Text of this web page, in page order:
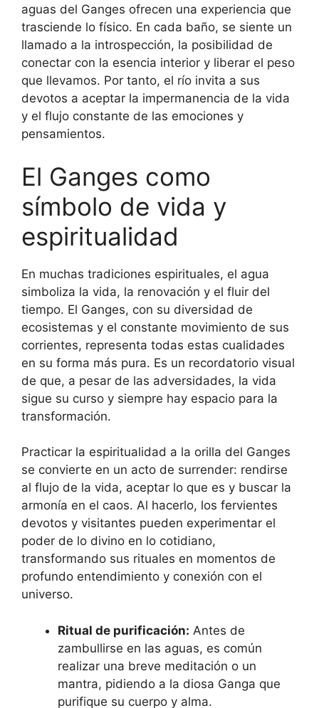
aguas del Ganges ofrecen una experiencia que
trasciende lo físico. En cada baño, se siente un
llamado a la introspección, la posibilidad de
conectar con la esencia interior y liberar el peso
que llevamos. Por tanto, el río invita a sus
devotos a aceptar la impermanencia de la vida
y el flujo constante de las emociones y
pensamientos.
El Ganges como
símbolo de vida y
espiritualidad
En muchas tradiciones espirituales, el agua
simboliza la vida, la renovación y el fluir del
tiempo. El Ganges, con su diversidad de
ecosistemas y el constante movimiento de sus
corrientes, representa todas estas cualidades
en su forma más pura. Es un recordatorio visual
de que, a pesar de las adversidades, la vida
sigue su curso y siempre hay espacio para la
transformación.
Practicar la espiritualidad a la orilla del Ganges
se convierte en un acto de surrender: rendirse
al flujo de la vida, aceptar lo que es y buscar la
armonía en el caos. Al hacerlo, los fervientes
devotos y visitantes pueden experimentar el
poder de lo divino en lo cotidiano,
transformando sus rituales en momentos de
profundo entendimiento y conexión con el
universo.
Ritual de purificación: Antes de
zambullirse en las aguas, es común
realizar una breve meditación o un
mantra, pidiendo a la diosa Ganga que
purifique su cuerpo y alma.